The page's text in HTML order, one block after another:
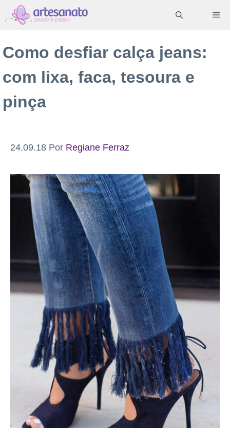
Pular
para
conteúdo
Como desfiar calça jeans:
com lixa, faca, tesoura e
pinça
24.09.18 Por Regiane Ferraz